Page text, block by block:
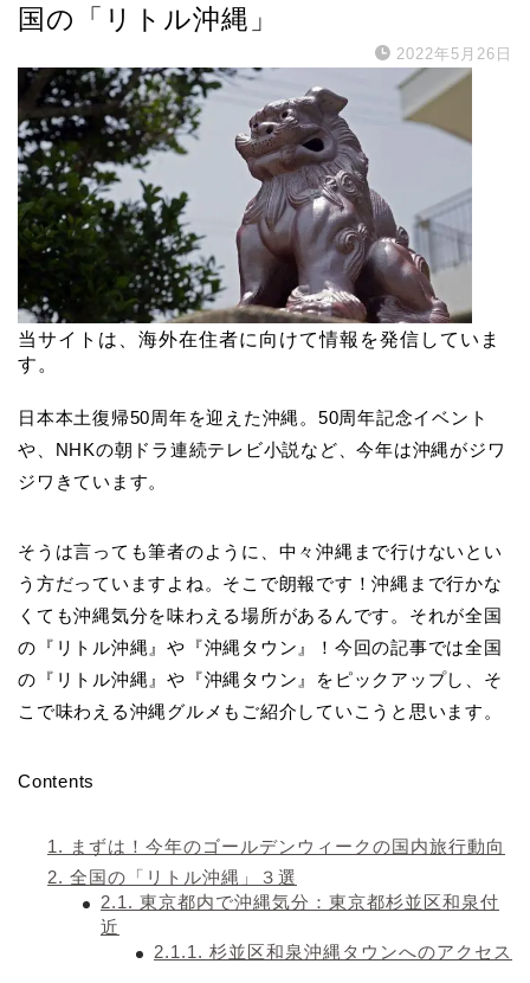
国の「リトル沖縄」
2022年5月26日
当サイトは、海外在住者に向けて情報を発信していま
す。
日本本土復帰50周年を迎えた沖縄。50周年記念イベント
や、NHKの朝ドラ連続テレビ小説など、今年は沖縄がジワ
ジワきています。
そうは言っても筆者のように、中々沖縄まで行けないとい
う方だっていますよね。そこで朗報です！沖縄まで行かな
くても沖縄気分を味わえる場所があるんです。それが全国
の『リトル沖縄』や『沖縄タウン』！今回の記事では全国
の『リトル沖縄』や『沖縄タウン』をピックアップし、そ
こで味わえる沖縄グルメもご紹介していこうと思います。
Contents
1. まずは！今年のゴールデンウィークの国内旅行動向
2. 全国の「リトル沖縄」３選
2.1. 東京都内で沖縄気分：東京都杉並区和泉付
近
2.1.1. 杉並区和泉沖縄タウンへのアクセス